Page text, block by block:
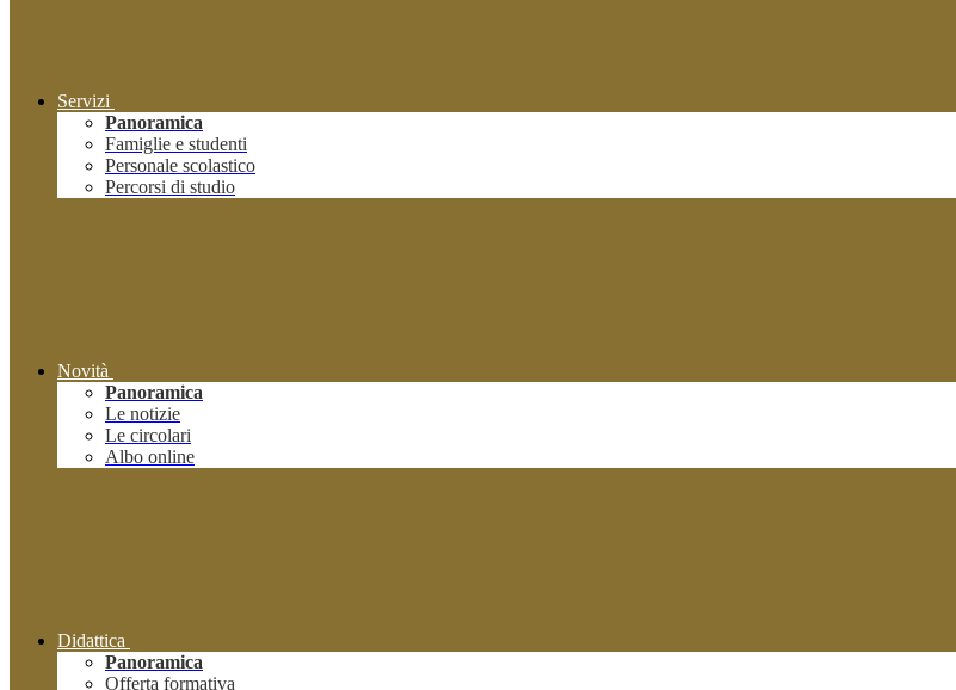
Servizi
Panoramica
Famiglie e studenti
Personale scolastico
Percorsi di studio
Novità
Panoramica
Le notizie
Le circolari
Albo online
Didattica
Panoramica
Offerta formativa